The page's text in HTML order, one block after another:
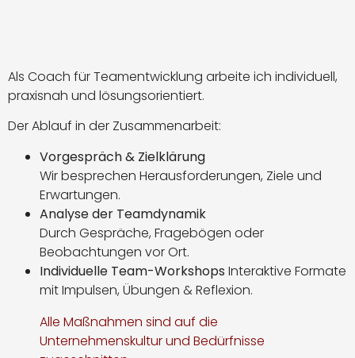
Als Coach für Teamentwicklung arbeite ich individuell,
praxisnah und lösungsorientiert.
Der Ablauf in der Zusammenarbeit:
Vorgespräch & Zielklärung
Wir besprechen Herausforderungen, Ziele und
Erwartungen.
Analyse der Teamdynamik
Durch Gespräche, Fragebögen oder
Beobachtungen vor Ort.
Individuelle Team-Workshops Interaktive Formate
mit Impulsen, Übungen & Reflexion.
Alle Maßnahmen sind auf die
Unternehmenskultur und Bedürfnisse